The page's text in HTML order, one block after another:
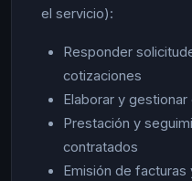
el servicio):
Responder
cotizaciones
Elaborar y
Prestación y
contratados
Emisión de